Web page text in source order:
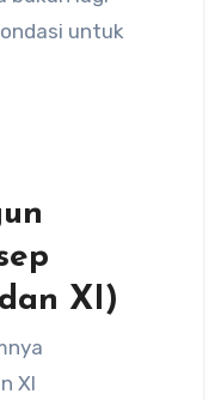
untuk
XI)
XI